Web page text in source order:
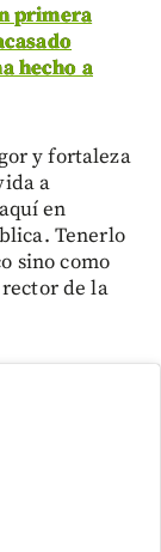
primera
hecho a
y fortaleza
a
en
Tenerlo
sino como
de la